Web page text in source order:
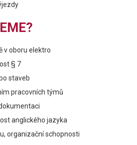
v oboru elektro
§ 7
staveb
pracovních týmů
anglického jazyka
organizační schopnosti